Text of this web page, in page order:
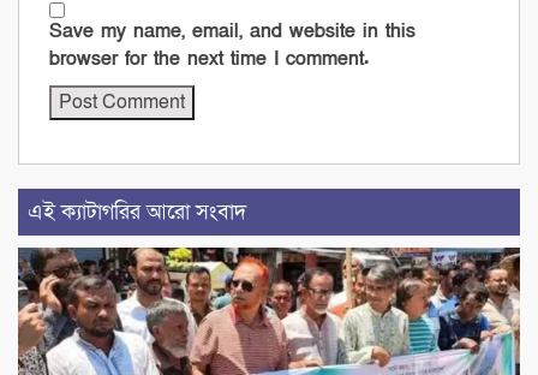
Save my name, email, and website in this
browser for the next time I comment.
এই ক্যাটাগরির আরো সংবাদ